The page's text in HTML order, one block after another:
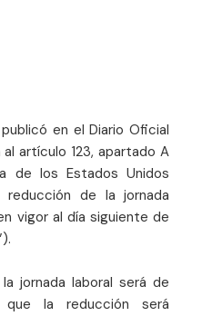
en el Diario Oficial
artículo 123, apartado A
de los Estados Unidos
de la jornada
vigor al día siguiente de
jornada laboral será de
la reducción será